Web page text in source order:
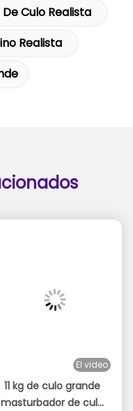
Culo Realista
Realista
El video
11 kg de culo grande
masturbador de culo